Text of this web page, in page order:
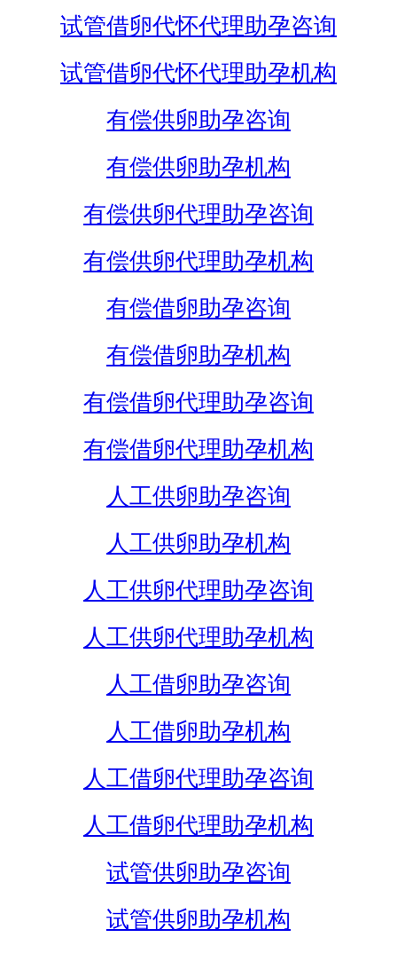
试管借卵代怀代理助孕咨询
试管借卵代怀代理助孕机构
有偿供卵助孕咨询
有偿供卵助孕机构
有偿供卵代理助孕咨询
有偿供卵代理助孕机构
有偿借卵助孕咨询
有偿借卵助孕机构
有偿借卵代理助孕咨询
有偿借卵代理助孕机构
人工供卵助孕咨询
人工供卵助孕机构
人工供卵代理助孕咨询
人工供卵代理助孕机构
人工借卵助孕咨询
人工借卵助孕机构
人工借卵代理助孕咨询
人工借卵代理助孕机构
试管供卵助孕咨询
试管供卵助孕机构